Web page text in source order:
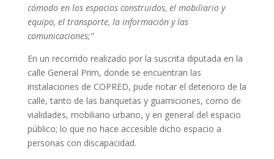
cómodo en los espacios construidos, el mobiliario y
equipo, el transporte, la información y las
comunicaciones;”
En un recorrido realizado por la suscrita diputada en la
calle General Prim, donde se encuentran las
instalaciones de COPRED, pude notar el deterioro de la
calle, tanto de las banquetas y guarniciones, como de
vialidades, mobiliario urbano, y en general del espacio
público; lo que no hace accesible dicho espacio a
personas con discapacidad.